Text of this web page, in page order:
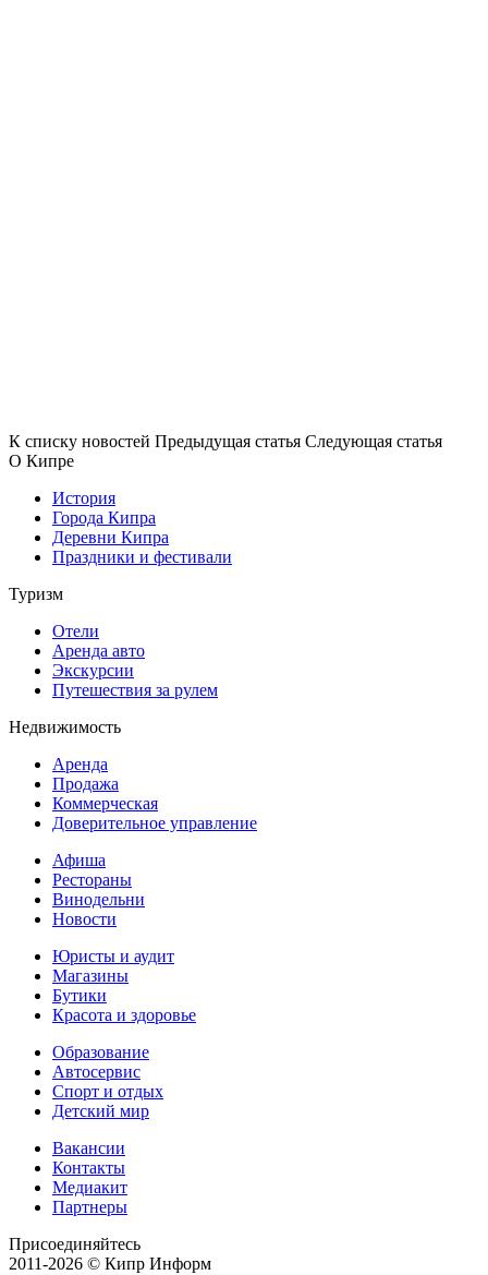
К списку новостей Предыдущая статья Следующая статья
О Кипре
История
Города Кипра
Деревни Кипра
Праздники и фестивали
Туризм
Отели
Аренда авто
Экскурсии
Путешествия за рулем
Недвижимость
Аренда
Продажа
Коммерческая
Доверительное управление
Афиша
Рестораны
Винодельни
Новости
Юристы и аудит
Магазины
Бутики
Красота и здоровье
Образование
Автосервис
Спорт и отдых
Детский мир
Вакансии
Контакты
Медиакит
Партнеры
Присоединяйтесь
2011-2026 © Кипр Информ